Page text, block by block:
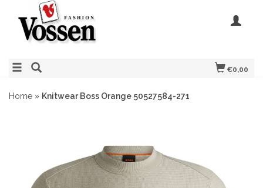
€0,00
Home » Knitwear Boss Orange 50527584-271